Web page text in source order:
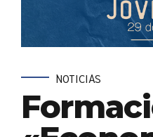
NOTICIAS